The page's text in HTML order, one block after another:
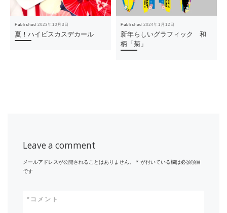
Published2023年10月3日
夏！ハイビスカスデカール
Published2024年1月12日
新年らしいグラフィック 和
柄「菊」
Leave a comment
メールアドレスが公開されることはありません。 * が付いている欄は必須項目
です
コメント
*